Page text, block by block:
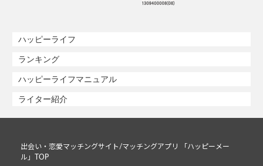
ハッピーライフ
ランキング
ハッピーライフマニュアル
ライター紹介
出会い・恋愛マッチングサイト/マッチングアプリ 「ハッピーメー
ル」TOP